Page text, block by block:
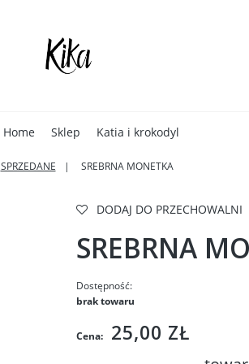
Home Sklep Katia i krokodyl
SPRZEDANE SREBRNA MONETKA
DODAJ DO PRZECHOWALNI
SREBRNA
Dostępność:
brak towaru
Cena: 25,00 ZŁ